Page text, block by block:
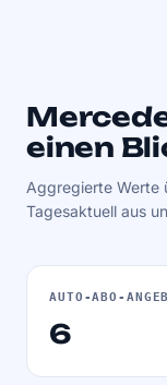
einen
Aggregierte Werte
Tagesaktuell aus
AUTO-ABO-
6